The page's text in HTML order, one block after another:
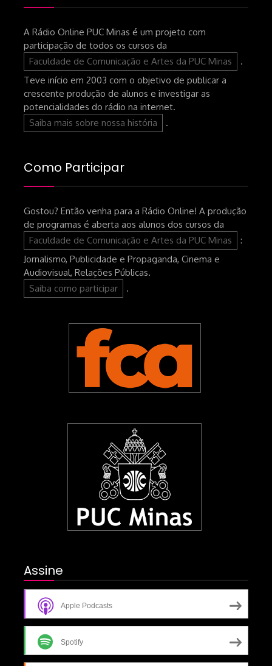
posts
A Rádio Online PUC Minas é um projeto com
participação de todos os cursos da
Faculdade de Comunicação e Artes da PUC Minas
.
Teve início em 2003 com o objetivo de publicar a
crescente produção de alunos e investigar as
potencialidades do rádio na internet.
Saiba mais sobre nossa história
.
Como Participar
Gostou? Então venha para a Rádio Online! A produção
de programas é aberta aos alunos dos cursos da
Faculdade de Comunicação e Artes da PUC Minas
:
Jornalismo, Publicidade e Propaganda, Cinema e
Audiovisual, Relações Públicas.
Saiba como participar
.
Assine
Apple Podcasts
Spotify